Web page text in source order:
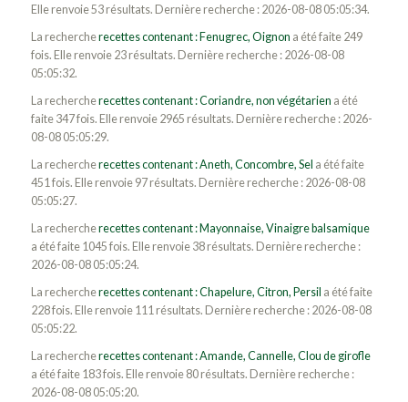
Elle renvoie 53 résultats. Dernière recherche : 2026-08-08 05:05:34.
La rechercherecettes contenant : Fenugrec, Oignon a été faite 249
fois. Elle renvoie 23 résultats. Dernière recherche : 2026-08-08
05:05:32.
La rechercherecettes contenant : Coriandre, non végétarien a été
faite 347 fois. Elle renvoie 2965 résultats. Dernière recherche : 2026-
08-08 05:05:29.
La rechercherecettes contenant : Aneth, Concombre, Sel a été faite
451 fois. Elle renvoie 97 résultats. Dernière recherche : 2026-08-08
05:05:27.
La rechercherecettes contenant : Mayonnaise, Vinaigre balsamique
a été faite 1045 fois. Elle renvoie 38 résultats. Dernière recherche :
2026-08-08 05:05:24.
La rechercherecettes contenant : Chapelure, Citron, Persil a été faite
228 fois. Elle renvoie 111 résultats. Dernière recherche : 2026-08-08
05:05:22.
La rechercherecettes contenant : Amande, Cannelle, Clou de girofle
a été faite 183 fois. Elle renvoie 80 résultats. Dernière recherche :
2026-08-08 05:05:20.